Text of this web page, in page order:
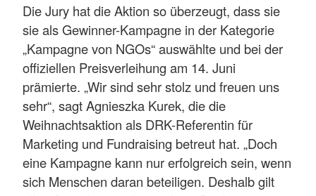
Die Jury hat die Aktion so überzeugt, dass sie
sie als Gewinner-Kampagne in der Kategorie
„Kampagne von NGOs“ auswählte und bei der
offiziellen Preisverleihung am 14. Juni
prämierte. „Wir sind sehr stolz und freuen uns
sehr“, sagt Agnieszka Kurek, die die
Weihnachtsaktion als DRK-Referentin für
Marketing und Fundraising betreut hat. „Doch
eine Kampagne kann nur erfolgreich sein, wenn
sich Menschen daran beteiligen. Deshalb gilt